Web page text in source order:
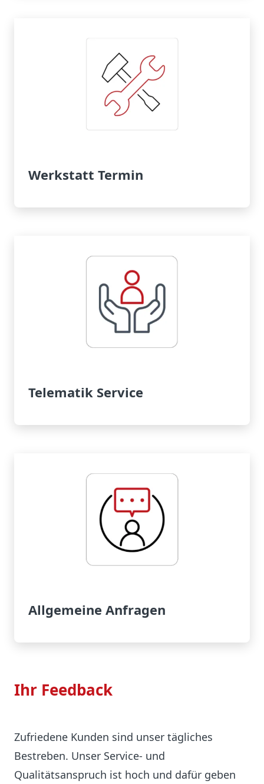
Werkstatt Termin
Telematik Service
Allgemeine Anfragen
Ihr Feedback
Zufriedene Kunden sind unser tägliches
Bestreben. Unser Service- und
Qualitätsanspruch ist hoch und dafür geben